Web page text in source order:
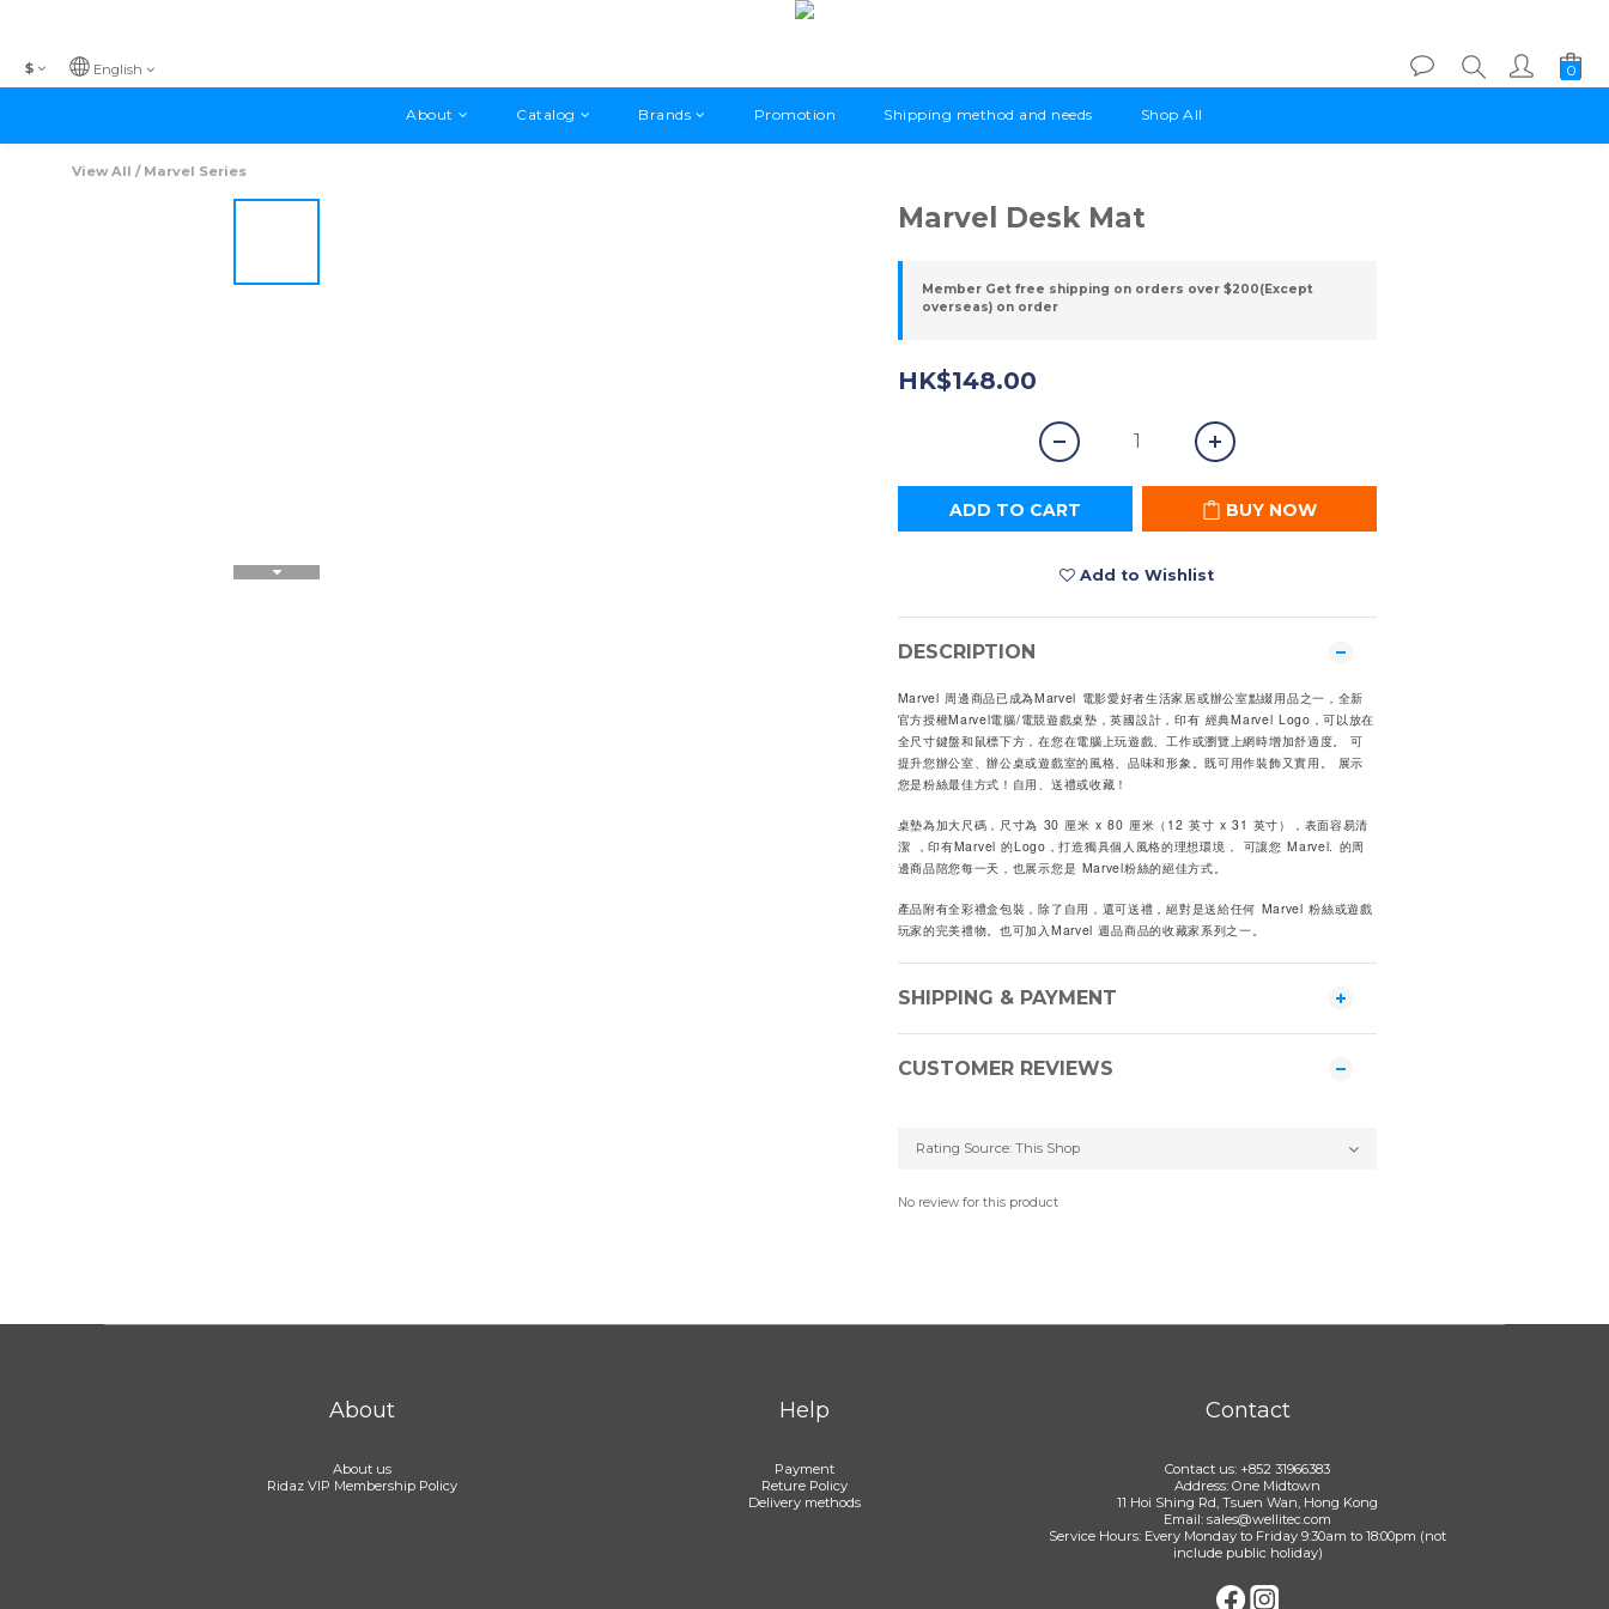
$ English
About Catalog Brands Promotion Shipping method and needs Shop All
View All / Marvel Series
Marvel Desk Mat
Member Get free shipping on orders over $200(Except
overseas) on order
HK$148.00
ADD TO CART BUY NOW
Add to Wishlist
DESCRIPTION
Marvel 周邊商品已成為Marvel 電影愛好者生活家居或辦公室點綴用品之一，全新
官方授權Marvel電腦/電競遊戲桌墊，英國設計，印有 經典Marvel Logo，可以放在
全尺寸鍵盤和鼠標下方，在您在電腦上玩遊戲、工作或瀏覽上網時增加舒適度。 可
提升您辦公室、辦公桌或遊戲室的風格、品味和形象。既可用作裝飾又實用。 展示
您是粉絲最佳方式！自用、送禮或收藏！
桌墊為加大尺碼，尺寸為 30 厘米 x 80 厘米（12 英寸 x 31 英寸），表面容易清
潔 ，印有Marvel 的Logo，打造獨具個人風格的理想環境， 可讓您 Marvel. 的周
邊商品陪您每一天，也展示您是 Marvel粉絲的絕佳方式。
產品附有全彩禮盒包裝，除了自用，還可送禮，絕對是送給任何 Marvel 粉絲或遊戲
玩家的完美禮物。也可加入Marvel 週品商品的收藏家系列之一。
SHIPPING & PAYMENT
CUSTOMER REVIEWS
No review for this product
About
About us
Ridaz VIP Membership Policy
Help
Payment
Reture Policy
Delivery methods
Contact
Contact us: +852 31966383
Address: One Midtown
11 Hoi Shing Rd, Tsuen Wan, Hong Kong
Email: sales@wellitec.com
Service Hours: Every Monday to Friday 9:30am to 18:00pm (not
include public holiday)